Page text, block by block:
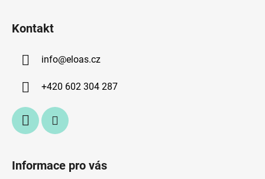
Kontakt
info@eloas.cz
+420 602 304 287
Informace pro vás